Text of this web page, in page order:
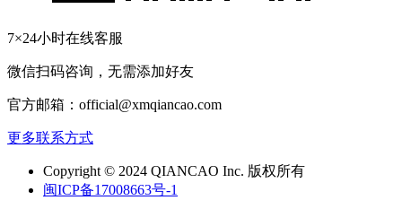
7×24小时在线客服
微信扫码咨询，无需添加好友
官方邮箱：official@xmqiancao.com
更多联系方式
Copyright © 2024 QIANCAO Inc. 版权所有
闽ICP备17008663号-1